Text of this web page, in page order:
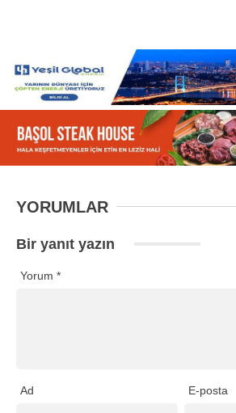
YORUMLAR
Bir yanıt yazın
Yorum *
Ad E-posta